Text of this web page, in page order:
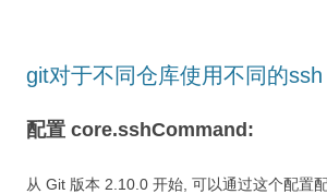
git对于不同仓库使用不同的
配置 core.sshCommand:
从 Git 版本 2.10.0 开始, 可以通过这个配置